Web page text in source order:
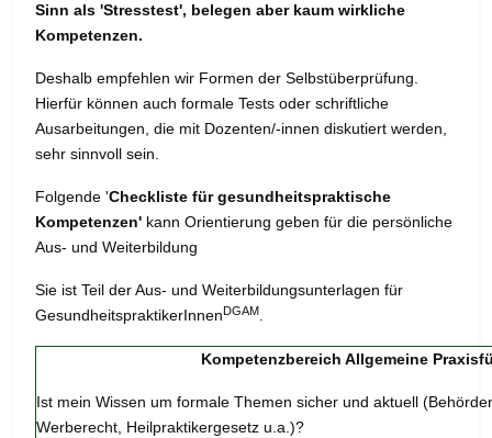
Sinn als 'Stresstest', belegen aber kaum wirkliche
Kompetenzen.
Deshalb empfehlen wir Formen der Selbstüberprüfung.
Hierfür können auch formale Tests oder schriftliche
Ausarbeitungen, die mit Dozenten/-innen diskutiert werden,
sehr sinnvoll sein.
Folgende 'Checkliste für gesundheitspraktische
Kompetenzen' kann Orientierung geben für die persönliche
Aus- und Weiterbildung
Sie ist Teil der Aus- und Weiterbildungsunterlagen für
GesundheitspraktikerInnenDGAM
Kompetenzbereich Allgemeine
Ist mein Wissen um formale Themen sicher und aktuell
Werberecht, Heilpraktikergesetz u.a.)?